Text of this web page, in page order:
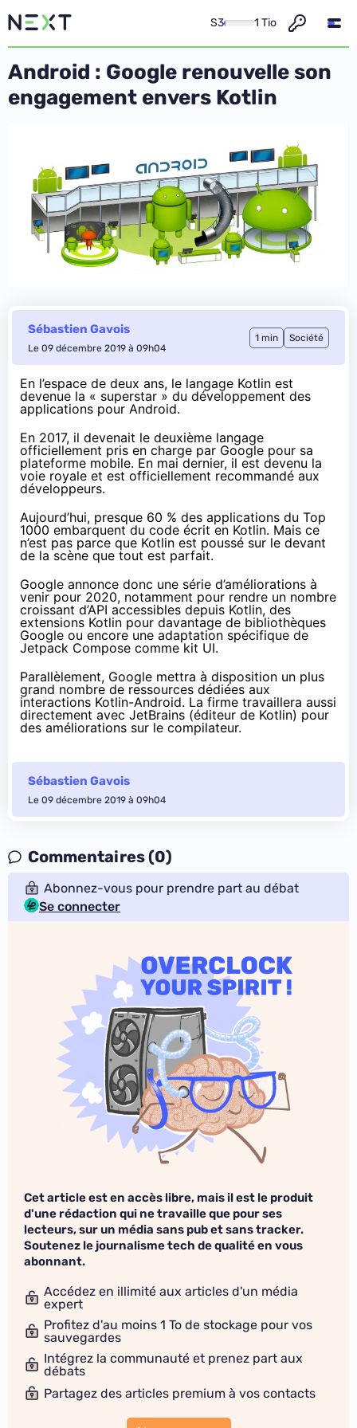
S3 1 Tio
Android : Google renouvelle son
engagement envers Kotlin
Sébastien Gavois
Le 09 décembre 2019 à 09h04
1 min Société
En l’espace de deux ans, le langage Kotlin est
devenue la « superstar » du développement des
applications pour Android.
En 2017, il devenait le deuxième langage
officiellement pris en charge par Google pour sa
plateforme mobile. En mai dernier, il est devenu la
voie royale et est officiellement recommandé aux
développeurs.
Aujourd’hui, presque 60 % des applications du Top
1000 embarquent du code écrit en Kotlin. Mais ce
n’est pas parce que Kotlin est poussé sur le devant
de la scène que tout est parfait.
Google annonce donc une série d’améliorations à
venir pour 2020, notamment pour rendre un nombre
croissant d’API accessibles depuis Kotlin, des
extensions Kotlin pour davantage de bibliothèques
Google ou encore une adaptation spécifique de
Jetpack Compose comme kit UI.
Parallèlement, Google mettra à disposition un plus
grand nombre de ressources dédiées aux
interactions Kotlin-Android. La firme travaillera aussi
directement avec JetBrains (éditeur de Kotlin) pour
des améliorations sur le compilateur.
Sébastien Gavois
Le 09 décembre 2019 à 09h04
Commentaires (0)
Abonnez-vous pour prendre part au débat
Se connecter
Cet article est en accès libre, mais il est le produit
d'une rédaction qui ne travaille que pour ses
lecteurs, sur un média sans pub et sans tracker.
Soutenez le journalisme tech de qualité en vous
abonnant.
Accédez en illimité aux articles d'un média
expert
Profitez d'au moins 1 To de stockage pour vos
sauvegardes
Intégrez la communauté et prenez part aux
débats
Partagez des articles premium à vos contacts